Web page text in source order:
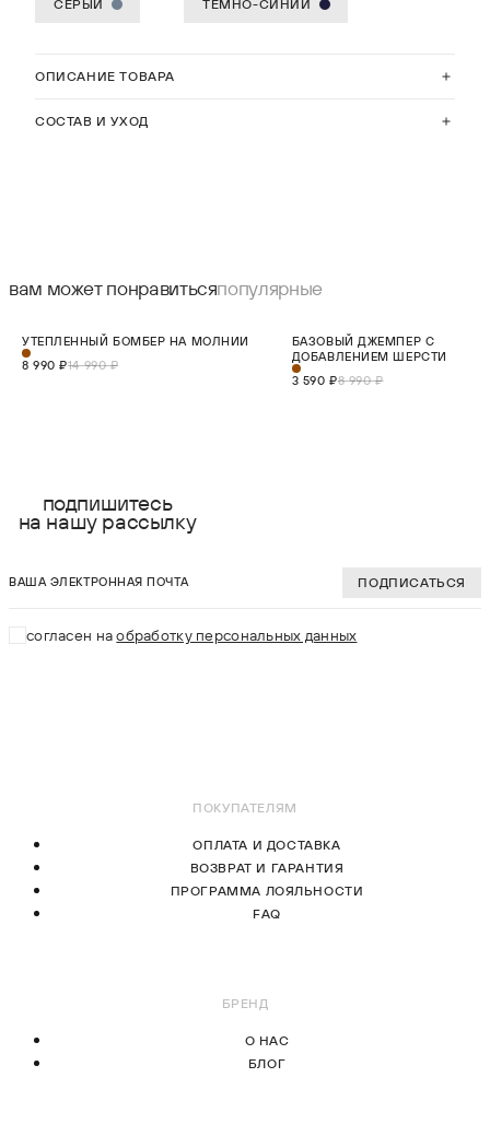
ОПИСАНИЕ ТОВАРА
СОСТАВ И УХОД
СЕРЫЙ ТЕМНО-СИНИЙ
вам может понравитьсяпопулярные
НОВИНКА
M
УТЕПЛЕННЫЙ БОМБЕР НА МОЛНИИ
8 990 ₽14 990 ₽
СКИДКА 60%
ХИТ
БАЗОВЫЙ ДЖЕМПЕР С
ДОБАВЛЕНИЕМ ШЕРСТИ
3 590 ₽8 990 ₽
подпишитесь
на нашу рассылку
ПОДПИСАТЬСЯ
согласен наобработку персональных данных
ПОКУПАТЕЛЯМ
ОПЛАТА И ДОСТАВКА
ВОЗВРАТ И ГАРАНТИЯ
ПРОГРАММА ЛОЯЛЬНОСТИ
FAQ
БРЕНД
О НАС
БЛОГ